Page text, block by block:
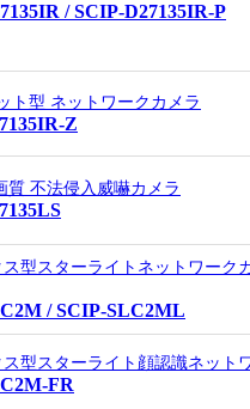
/ SCIP-D27135IR-P
ト型 ネットワークカメラ
Z
質 不法侵入威嚇カメラ
型スターライトネットワーク
/ SCIP-SLC2ML
型スターライト顔認識ネット
FR